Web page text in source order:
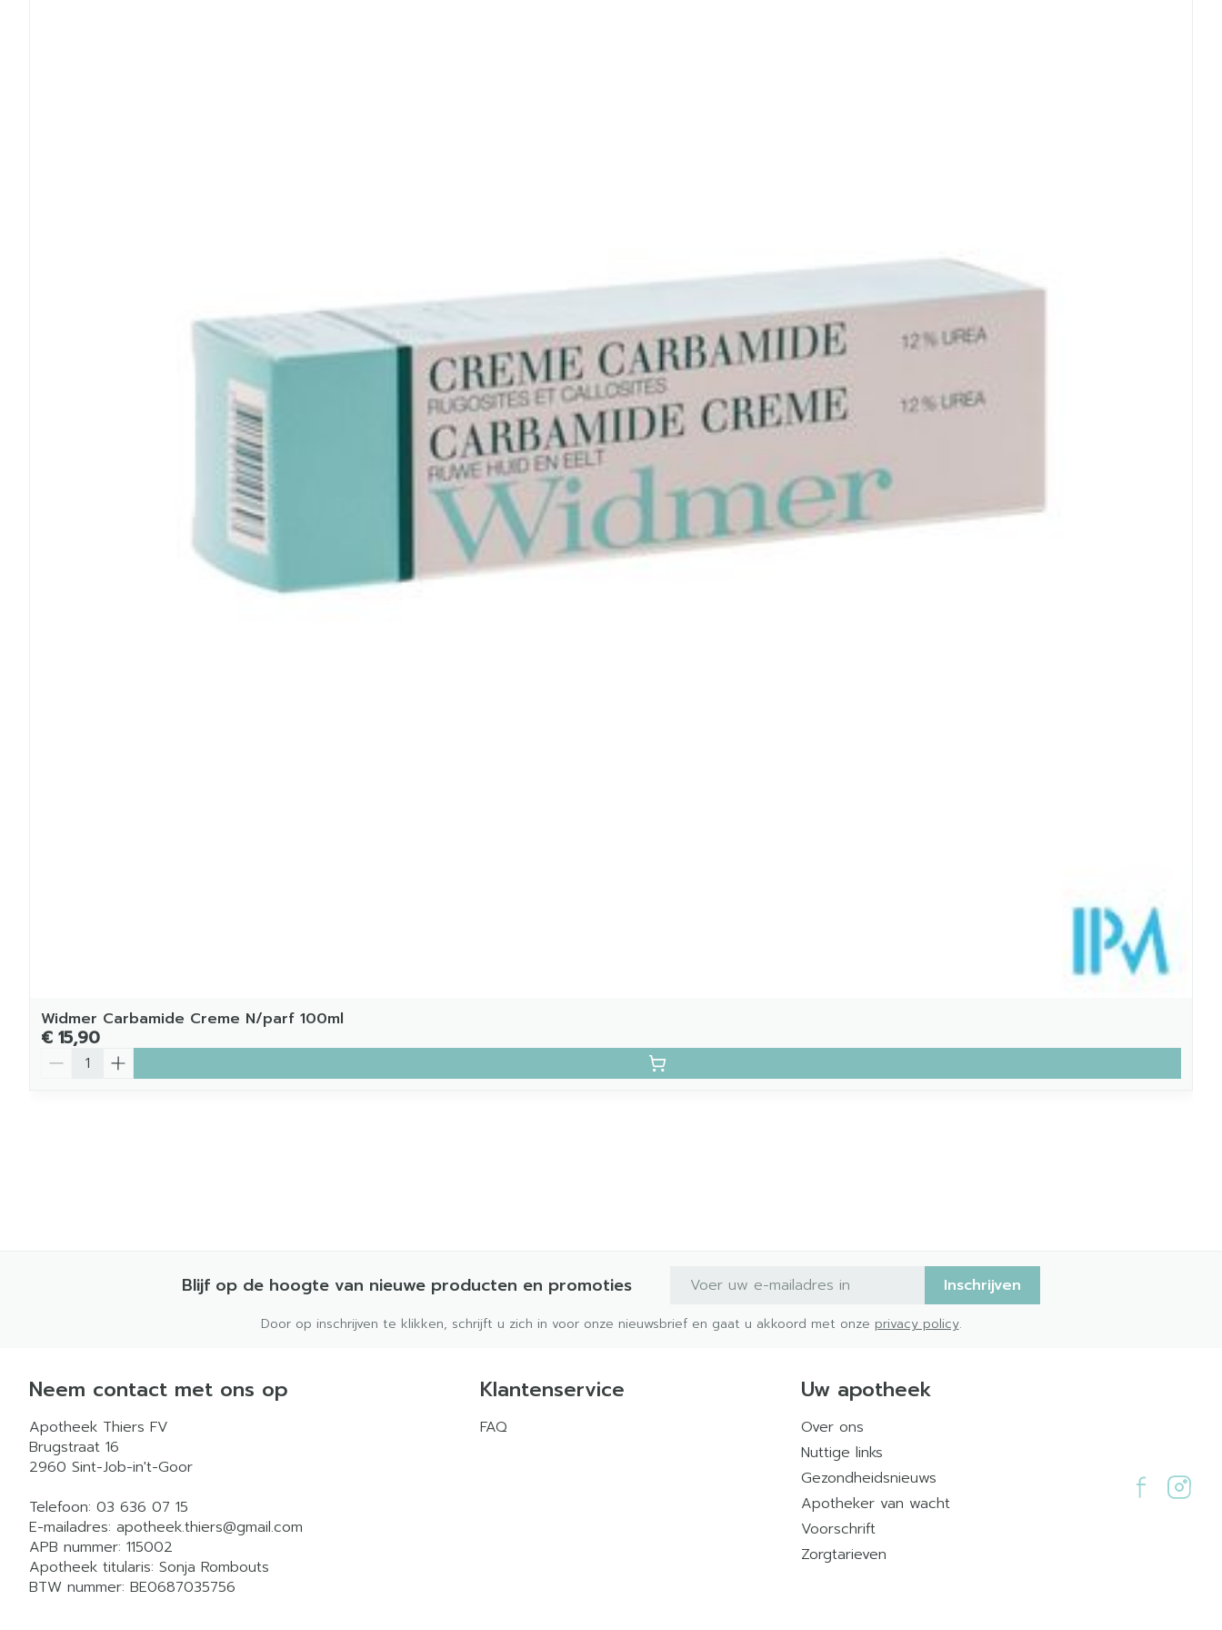
Widmer Carbamide Creme N/parf 100ml
€ 15,90
Aantal
Blijf op de hoogte van nieuwe producten en promoties E-mail adres Inschrijven
Door op inschrijven te klikken, schrijft u zich in voor onze nieuwsbrief en gaat u akkoord met onze privacy policy.
Neem contact met ons op
Apotheek Thiers FV
Brugstraat 16
2960 Sint-Job-in't-Goor
Telefoon: 03 636 07 15
E-mailadres: apotheek.thiers@gmail.com
APB nummer: 115002
Apotheek titularis: Sonja Rombouts
BTW nummer: BE0687035756
Klantenservice
FAQ
Uw apotheek
Over ons
Nuttige links
Gezondheidsnieuws
Apotheker van wacht
Voorschrift
Zorgtarieven